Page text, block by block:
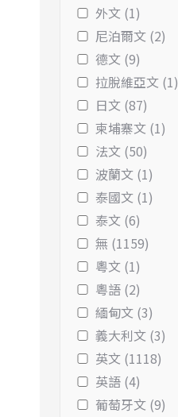
外文 (1)
尼泊爾文 (2)
德文 (9)
拉脫維亞文 (1)
日文 (87)
柬埔寨文 (1)
法文 (50)
波蘭文 (1)
泰國文 (1)
泰文 (6)
無 (1159)
粵文 (1)
粵語 (2)
緬甸文 (3)
義大利文 (3)
英文 (1118)
英語 (4)
葡萄牙文 (9)